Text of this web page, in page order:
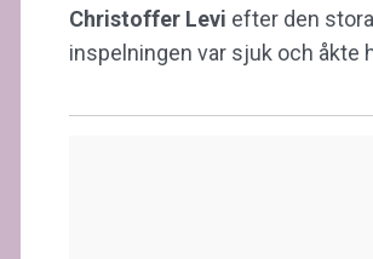
Christoffer Levi efter den
inspelningen var sjuk och åkte